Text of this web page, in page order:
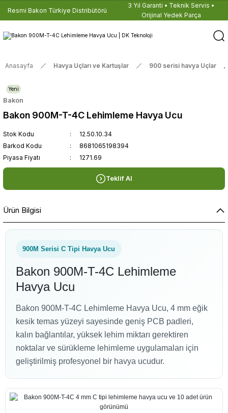
Resmi Bakon Türkiye Distribütörü
3 Yıl Garanti • Teknik Servis •
Orijinal Yedek Parça
Anasayfa Havya Uçları ve Kartuşlar 900 serisi havya Uçlar
Yeni
Bakon
Bakon 900M-T-4C Lehimleme Havya Ucu
Stok Kodu
12.50.10.34
Barkod Kodu
8681065198394
Piyasa Fiyatı
1271.69
Teklif Al
Ürün Bilgisi
900M Serisi C Tipi Havya Ucu
Bakon 900M-T-4C Lehimleme
Havya Ucu
Bakon 900M-T-4C Lehimleme Havya Ucu, 4 mm eğik
kesik temas yüzeyi sayesinde geniş PCB padleri,
kalın bağlantılar, yüksek lehim miktarı gerektiren
noktalar ve sürükleme lehimleme uygulamaları için
geliştirilmiş profesyonel bir havya ucudur.